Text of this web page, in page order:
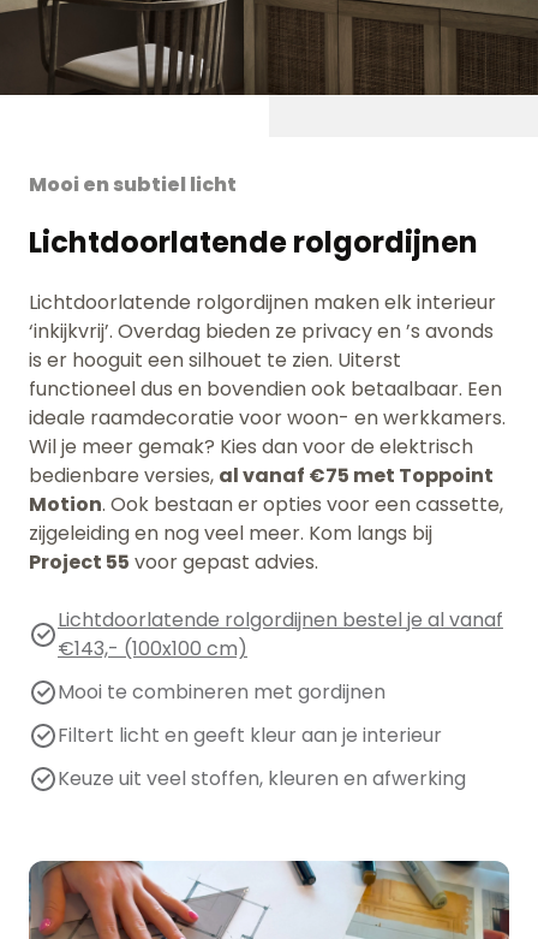
Mooi en subtiel licht
Lichtdoorlatende rolgordijnen
Lichtdoorlatende rolgordijnen maken elk interieur
‘inkijkvrij’. Overdag bieden ze privacy en ’s avonds
is er hooguit een silhouet te zien. Uiterst
functioneel dus en bovendien ook betaalbaar. Een
ideale raamdecoratie voor woon- en werkkamers.
Wil je meer gemak? Kies dan voor de elektrisch
bedienbare versies, al vanaf €75 met Toppoint
Motion. Ook bestaan er opties voor een cassette,
zijgeleiding en nog veel meer. Kom langs bij
Project 55 voor gepast advies.
Lichtdoorlatende rolgordijnen bestel je al vanaf
€143,- (100x100 cm)
Mooi te combineren met gordijnen
Filtert licht en geeft kleur aan je interieur
Keuze uit veel stoffen, kleuren en afwerking